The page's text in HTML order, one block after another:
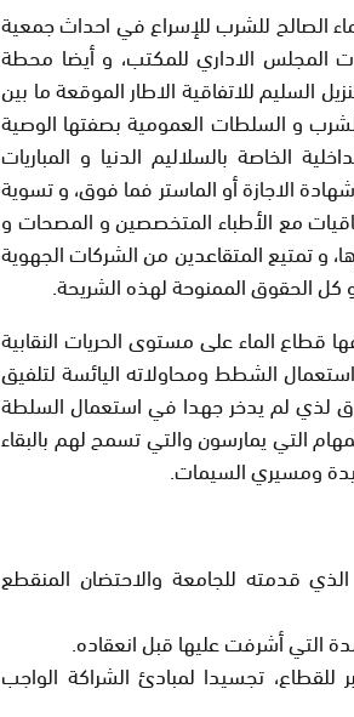
الصالح للشرب للإسراع في احداث جمعية
المجلس الاداري للمكتب، و أيضا محطة
السليم للاتفاقية الاطار الموقعة ما بين
و السلطات العمومية بصفتها الوصية
الخاصة بالسلاليم الدنيا و المباريات
الاجازة أو الماستر فما فوق، و تسوية
مع الأطباء المتخصصين و المصحات و
و تمتيع المتقاعدين من الشركات الجهوية
الحقوق الممنوحة لهذه الشريحة.
قطاع الماء على مستوى الحريات النقابية
الشطط ومحاولاته اليائسة لتلفيق
لذي لم يدخر جهدا في استعمال السلطة
التي يمارسون والتي تسمح لهم بالبقاء
ومسيري السيمات.
الذي قدمته للجامعة والاحتضان المنقطع
التي أشرفت عليها قبل انعقاده.
تجسيدا لمبادئ الشراكة الواجب